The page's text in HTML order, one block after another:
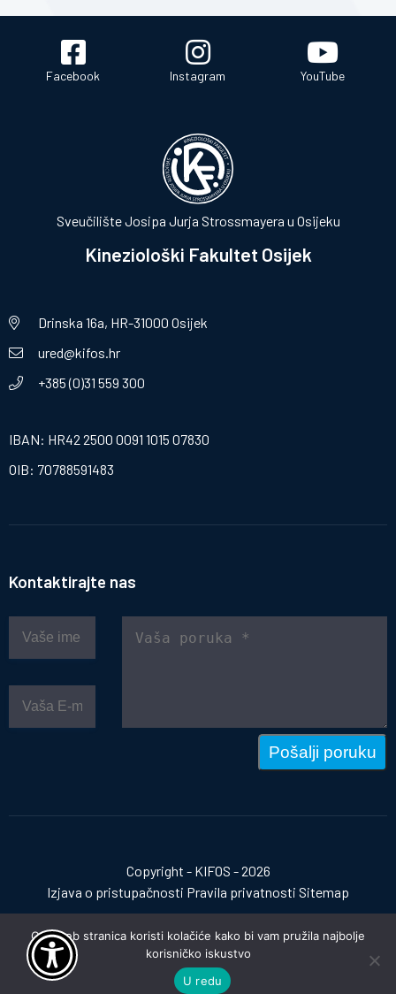
Facebook Instagram YouTube
Sveučilište Josipa Jurja Strossmayera u Osijeku
Kineziološki Fakultet Osijek
Drinska 16a, HR-31000 Osijek
ured@kifos.hr
+385 (0)31 559 300
IBAN: HR42 2500 0091 1015 07830
OIB: 70788591483
Kontaktirajte nas
Pošalji poruku
Copyright - KIFOS - 2026
Izjava o pristupačnosti Pravila privatnosti Sitemap
Izrada web stranica:invictum.hr
Ova web stranica koristi kolačiće kako bi vam pružila najbolje
korisničko iskustvo
U redu